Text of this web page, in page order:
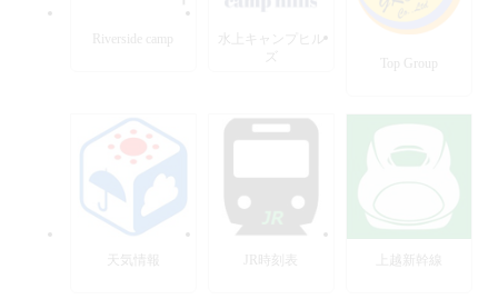
Riverside camp
水上キャンプヒル
Top Group
天気情報 JR時刻表